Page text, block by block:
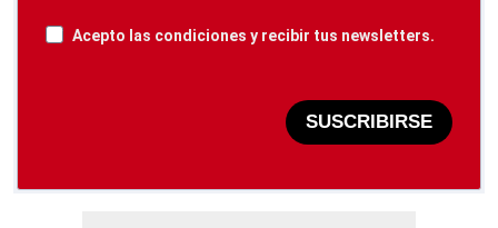
Acepto las condiciones y recibir tus newsletters.
SUSCRIBIRSE